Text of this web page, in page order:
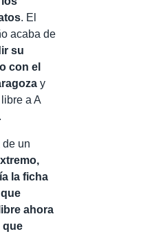
. El
acaba de
su
con el
y
libre a A
de un
la ficha
ahora
que